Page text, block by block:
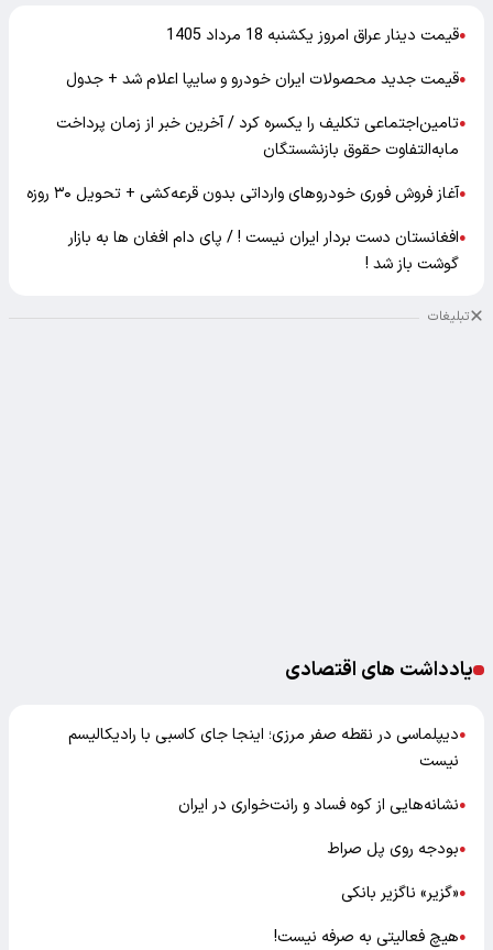
●قیمت دینار عراق امروز یکشنبه 18 مرداد 1405
●قیمت جدید محصولات ایران خودرو و سایپا اعلام شد + جدول
●تامین‌اجتماعی تکلیف را یکسره کرد / آخرین خبر از زمان پرداخت
مابه‌التفاوت حقوق بازنشستگان
●آغاز فروش فوری خودروهای وارداتی بدون قرعه‌کشی + تحویل ۳۰ روزه
●افغانستان دست بردار ایران نیست ! / پای دام افغان ها به بازار
گوشت باز شد !
تبلیغات
یادداشت های اقتصادی
●دیپلماسی در نقطه صفر مرزی؛ اینجا جای کاسبی با رادیکالیسم
نیست
●نشانه‌هایی از کوه فساد و رانت‌خواری در ایران
●بودجه روی پل صراط
●«گزیر» ناگزیر بانکی
●هیچ فعالیتی به صرفه نیست!